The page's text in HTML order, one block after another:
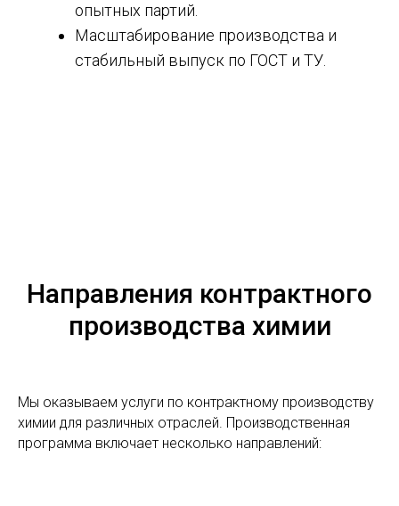
опытных партий.
Масштабирование производства и
стабильный выпуск по ГОСТ и ТУ.
Направления контрактного
производства химии
Мы оказываем услуги по контрактному производству
химии для различных отраслей. Производственная
программа включает несколько направлений: